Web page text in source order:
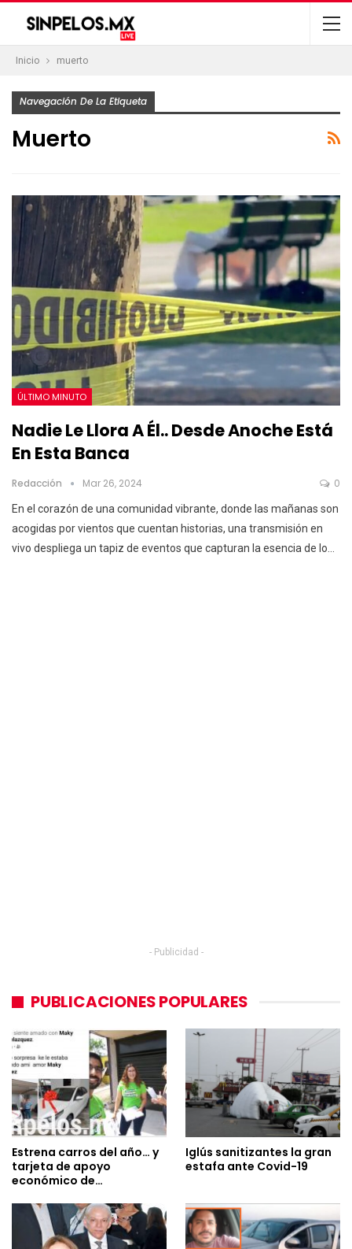
Inicio muerto
Navegación De La Etiqueta
Muerto
ÚLTIMO MINUTO
Nadie Le Llora A Él.. Desde Anoche Está
En Esta Banca
Redacción Mar 26, 2024 0
En el corazón de una comunidad vibrante, donde las mañanas son
acogidas por vientos que cuentan historias, una transmisión en
vivo despliega un tapiz de eventos que capturan la esencia de lo…
- Publicidad -
PUBLICACIONES POPULARES
Estrena carros del año… y
tarjeta de apoyo
económico de…
Iglús sanitizantes la gran
estafa ante Covid-19